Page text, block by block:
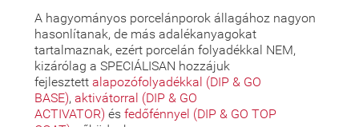
A hagyományos porcelánporok állagához nagyon
hasonlítanak, de más adalékanyagokat
tartalmaznak, ezért porcelán folyadékkal NEM,
kizárólag a SPECIÁLISAN hozzájuk
fejlesztett alapozófolyadékkal (DIP & GO
BASE), aktivátorral (DIP & GO
ACTIVATOR) és fedőfénnyel (DIP & GO TOP